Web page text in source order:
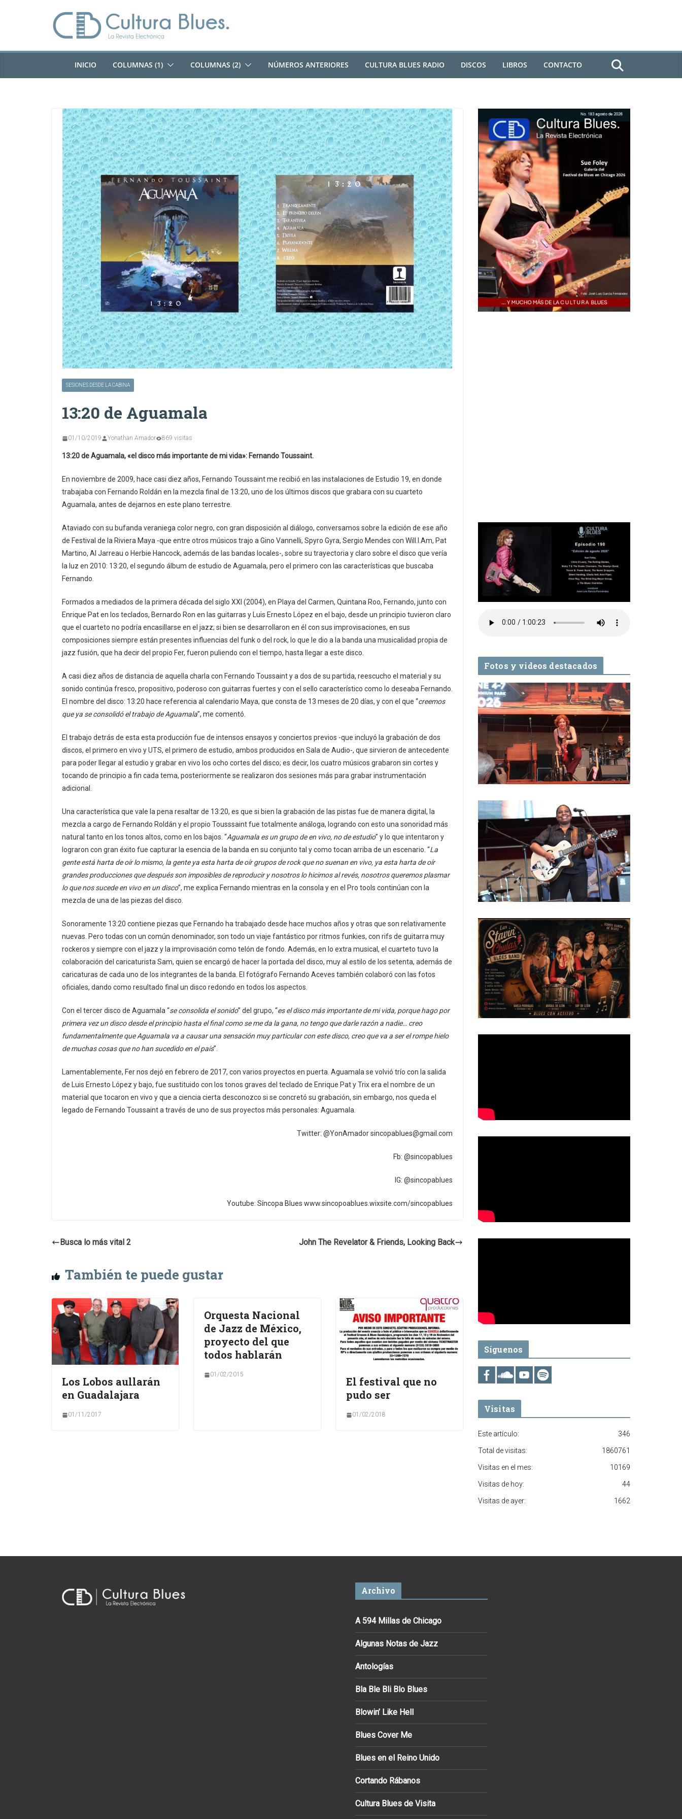
INICIO COLUMNAS (1) COLUMNAS (2) NÚMEROS ANTERIORES CULTURA BLUES RADIO DISCOS LIBROS CONTACTO
SESIONES DESDE LA CABINA
13:20 de Aguamala
01/10/2019 Yonathan Amador 869 visitas
13:20 de Aguamala, «el disco más importante de mi vida»: Fernando Toussaint.
En noviembre de 2009, hace casi diez años, Fernando Toussaint me recibió en las instalaciones de Estudio 19, en donde
trabajaba con Fernando Roldán en la mezcla final de 13:20, uno de los últimos discos que grabara con su cuarteto
Aguamala, antes de dejarnos en este plano terrestre.
Ataviado con su bufanda veraniega color negro, con gran disposición al diálogo, conversamos sobre la edición de ese año
de Festival de la Riviera Maya -que entre otros músicos trajo a Gino Vannelli, Spyro Gyra, Sergio Mendes con Will.I.Am, Pat
Martino, Al Jarreau o Herbie Hancock, además de las bandas locales-, sobre su trayectoria y claro sobre el disco que vería
la luz en 2010: 13:20, el segundo álbum de estudio de Aguamala, pero el primero con las características que buscaba
Fernando.
Formados a mediados de la primera década del siglo XXI (2004), en Playa del Carmen, Quintana Roo, Fernando, junto con
Enrique Pat en los teclados, Bernardo Ron en las guitarras y Luis Ernesto López en el bajo, desde un principio tuvieron claro
que el cuarteto no podría encasillarse en el jazz; si bien se desarrollaron en él con sus improvisaciones, en sus
composiciones siempre están presentes influencias del funk o del rock, lo que le dio a la banda una musicalidad propia de
jazz fusión, que ha decir del propio Fer, fueron puliendo con el tiempo, hasta llegar a este disco.
A casi diez años de distancia de aquella charla con Fernando Toussaint y a dos de su partida, reescucho el material y su
sonido continúa fresco, propositivo, poderoso con guitarras fuertes y con el sello característico como lo deseaba Fernando.
El nombre del disco: 13:20 hace referencia al calendario Maya, que consta de 13 meses de 20 días, y con el que “creemos
que ya se consolidó el trabajo de Aguamala”, me comentó.
El trabajo detrás de esta esta producción fue de intensos ensayos y conciertos previos -que incluyó la grabación de dos
discos, el primero en vivo y UTS, el primero de estudio, ambos producidos en Sala de Audio-, que sirvieron de antecedente
para poder llegar al estudio y grabar en vivo los ocho cortes del disco; es decir, los cuatro músicos grabaron sin cortes y
tocando de principio a fin cada tema, posteriormente se realizaron dos sesiones más para grabar instrumentación
adicional.
Una característica que vale la pena resaltar de 13:20, es que si bien la grabación de las pistas fue de manera digital, la
mezcla a cargo de Fernando Roldán y el propio Tousssaint fue totalmente análoga, logrando con esto una sonoridad más
natural tanto en los tonos altos, como en los bajos. “Aguamala es un grupo de en vivo, no de estudio” y lo que intentaron y
lograron con gran éxito fue capturar la esencia de la banda en su conjunto tal y como tocan arriba de un escenario. “La
gente está harta de oír lo mismo, la gente ya esta harta de oír grupos de rock que no suenan en vivo, ya esta harta de oír
grandes producciones que después son imposibles de reproducir y nosotros lo hicimos al revés, nosotros queremos plasmar
lo que nos sucede en vivo en un disco”, me explica Fernando mientras en la consola y en el Pro tools continúan con la
mezcla de una de las piezas del disco.
Sonoramente 13:20 contiene piezas que Fernando ha trabajado desde hace muchos años y otras que son relativamente
nuevas. Pero todas con un común denominador, son todo un viaje fantástico por ritmos funkies, con rifs de guitarra muy
rockeros y siempre con el jazz y la improvisación como telón de fondo. Además, en lo extra musical, el cuarteto tuvo la
colaboración del caricaturista Sam, quien se encargó de hacer la portada del disco, muy al estilo de los setenta, además de
caricaturas de cada uno de los integrantes de la banda. El fotógrafo Fernando Aceves también colaboró con las fotos
oficiales, dando como resultado final un disco redondo en todos los aspectos.
Con el tercer disco de Aguamala “se consolida el sonido” del grupo, “es el disco más importante de mi vida, porque hago por
primera vez un disco desde el principio hasta el final como se me da la gana, no tengo que darle razón a nadie… creo
fundamentalmente que Aguamala va a causar una sensación muy particular con este disco, creo que va a ser el rompe hielo
de muchas cosas que no han sucedido en el país”.
Lamentablemente, Fer nos dejó en febrero de 2017, con varios proyectos en puerta. Aguamala se volvió trío con la salida
de Luis Ernesto López y bajo, fue sustituido con los tonos graves del teclado de Enrique Pat y Trix era el nombre de un
material que tocaron en vivo y que a ciencia cierta desconozco si se concretó su grabación, sin embargo, nos queda el
legado de Fernando Toussaint a través de uno de sus proyectos más personales: Aguamala.
Twitter: @YonAmador sincopablues@gmail.com
Fb: @sincopablues
IG: @sincopablues
Youtube: Síncopa Blues www.sincopoablues.wixsite.com/sincopablues
Busca lo más vital 2 John The Revelator & Friends, Looking Back
También te puede gustar
Los Lobos aullarán
en Guadalajara
01/11/2017
Orquesta Nacional
de Jazz de México,
proyecto del que
todos hablarán
01/02/2015
El festival que no
pudo ser
01/02/2018
Fotos y videos destacados
Síguenos
Visitas
346
Este artículo:
1860761
Total de visitas:
10169
Visitas en el mes:
44
Visitas de hoy:
1662
Visitas de ayer:
Archivo
A 594 Millas de Chicago
Algunas Notas de Jazz
Antologías
Bla Ble Bli Blo Blues
Blowin’ Like Hell
Blues Cover Me
Blues en el Reino Unido
Cortando Rábanos
Cultura Blues de Visita